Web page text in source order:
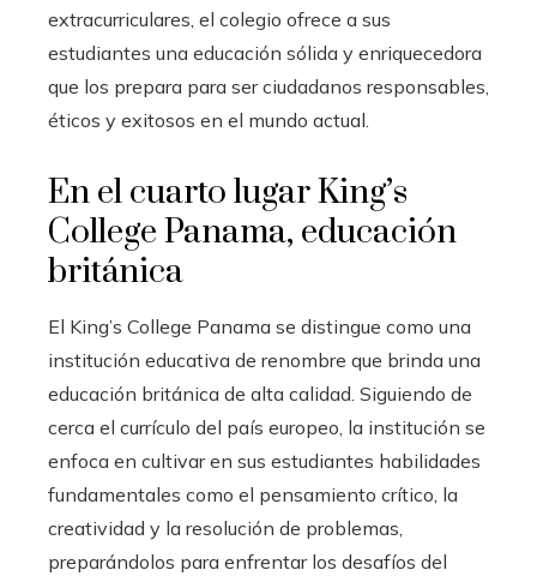
extracurriculares, el colegio ofrece a sus
estudiantes una educación sólida y enriquecedora
que los prepara para ser ciudadanos responsables,
éticos y exitosos en el mundo actual.
En el cuarto lugarKing’s
College Panama, educación
británica
El King’s College Panama se distingue como una
institución educativa de renombre que brinda una
educación británica de alta calidad. Siguiendo de
cerca el currículo del país europeo, la institución se
enfoca en cultivar en sus estudiantes habilidades
fundamentales como el pensamiento crítico, la
creatividad y la resolución de problemas,
preparándolos para enfrentar los desafíos del